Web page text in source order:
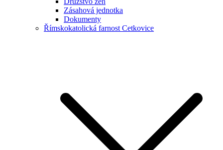
Zásahová jednotka
Dokumenty
Římskokatolická farnost Cetkovice